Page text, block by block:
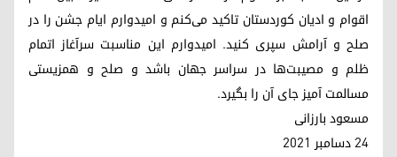
اقوام و ادیان کوردستان تاکید می‌کنم و امیدوارم ایام جشن را در
صلح و آرامش سپری کنید. امیدوارم این مناسبت سرآغاز اتمام
ظلم و مصیبت‌ها در سراسر جهان باشد و صلح و همزیستی
مسالمت آمیز جای آن را بگیرد.
مسعود بارزانی
24 دسامبر 2021